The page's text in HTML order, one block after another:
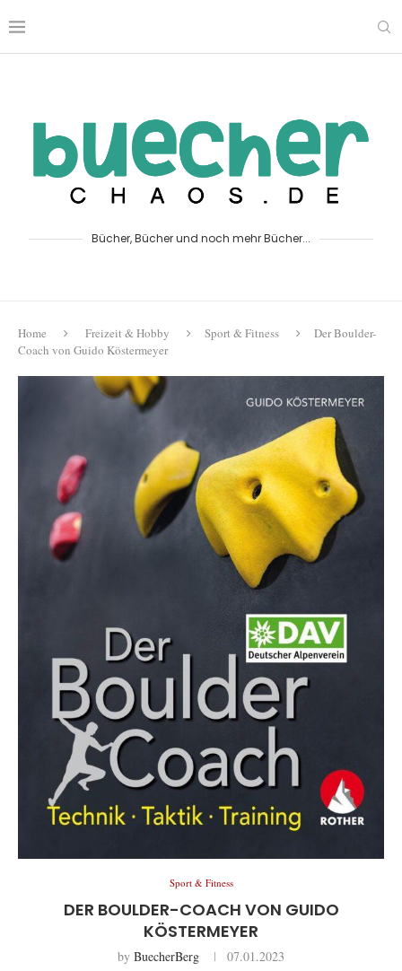
Bücher, Bücher und noch mehr Bücher...
Home Freizeit & Hobby Sport & Fitness
Der Boulder-
Coach von Guido Köstermeyer
Sport & Fitness
DER BOULDER-COACH VON GUIDO
KÖSTERMEYER
by BuecherBerg 07.01.2023